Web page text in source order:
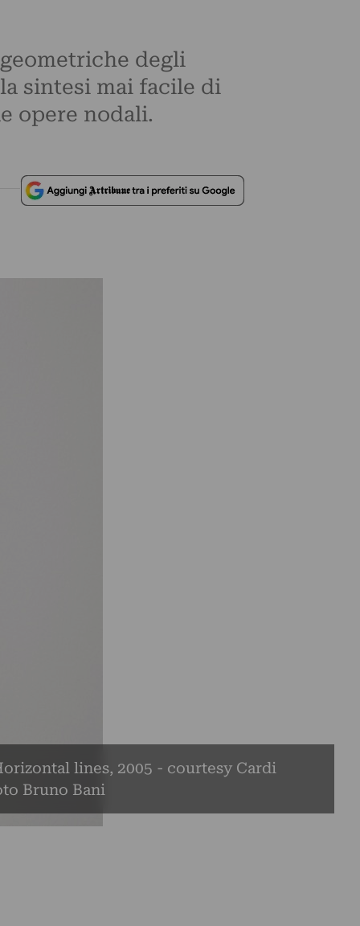
degli
sintesi mai facile di
opere nodali.
lines, 2005 - courtesy Cardi
Bruno Bani